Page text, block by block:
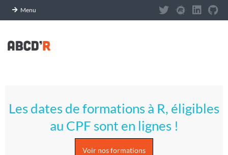
Menu
content
S
Menu
Les dates de formations à R, éligibles
au CPF sont en lignes !
Voir nos formations
Panneau de gestion des cookies